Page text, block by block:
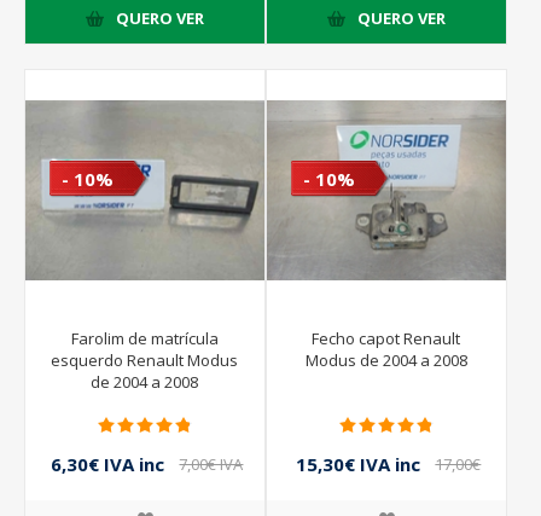
QUERO VER QUERO VER
- 10%
Farolim de matrícula
esquerdo Renault Modus
de 2004 a 2008
6,30€ IVA inc
7,00€ IVA
- 10%
Fecho capot Renault
Modus de 2004 a 2008
15,30€ IVA inc
17,00€